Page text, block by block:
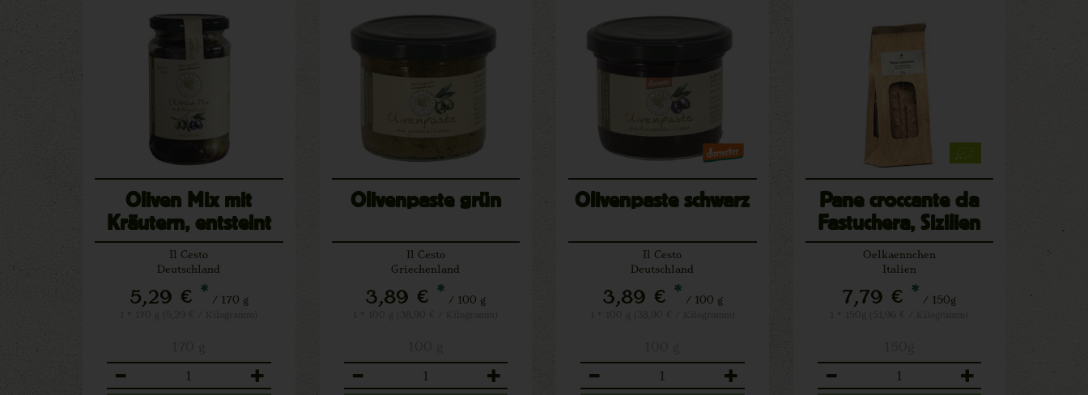
Oliven Mix mit
Kräutern, entsteint
Il Cesto
Deutschland
5,29 € * / 170 g
Anzahl
Olivenpaste grün
Il Cesto
Griechenland
3,89 € * / 100 g
Anzahl
Olivenpaste schwarz
Il Cesto
Deutschland
3,89 € * / 100 g
Anzahl
Pane croccante da
Fastuchera, Sizilien
Oelkaennchen
Italien
7,79 € * / 150g
Anzahl